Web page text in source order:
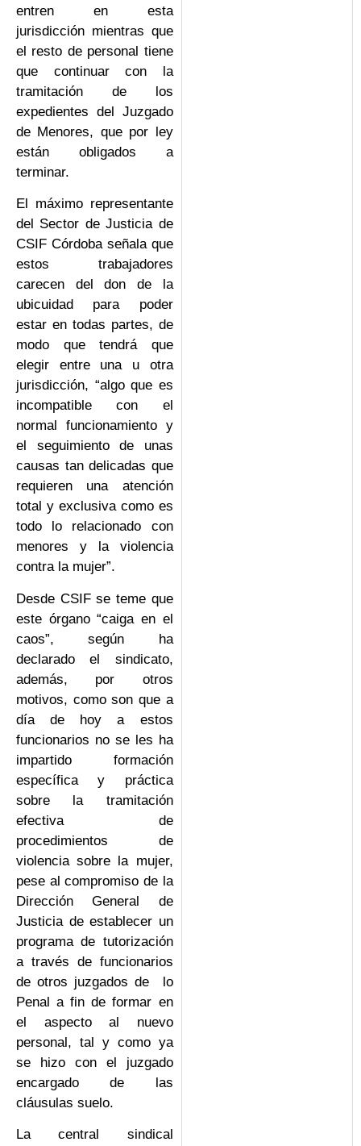
entren en esta
jurisdicción mientras que
el resto de personal tiene
que continuar con la
tramitación de los
expedientes del Juzgado
de Menores, que por ley
están obligados a
terminar.
El máximo representante
del Sector de Justicia de
CSIF Córdoba señala que
estos trabajadores
carecen del don de la
ubicuidad para poder
estar en todas partes, de
modo que tendrá que
elegir entre una u otra
jurisdicción, “algo que es
incompatible con el
normal funcionamiento y
el seguimiento de unas
causas tan delicadas que
requieren una atención
total y exclusiva como es
todo lo relacionado con
menores y la violencia
contra la mujer”.
Desde CSIF se teme que
este órgano “caiga en el
caos”, según ha
declarado el sindicato,
además, por otros
motivos, como son que a
día de hoy a estos
funcionarios no se les ha
impartido formación
específica y práctica
sobre la tramitación
efectiva de
procedimientos de
violencia sobre la mujer,
pese al compromiso de la
Dirección General de
Justicia de establecer un
programa de tutorización
a través de funcionarios
de otros juzgados de lo
Penal a fin de formar en
el aspecto al nuevo
personal, tal y como ya
se hizo con el juzgado
encargado de las
cláusulas suelo.
La central sindical